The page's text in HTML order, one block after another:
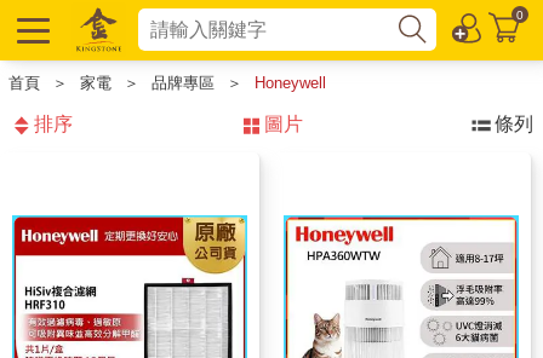
0
首頁 ＞ 家電 ＞ 品牌專區 ＞ Honeywell
排序 圖片 條列